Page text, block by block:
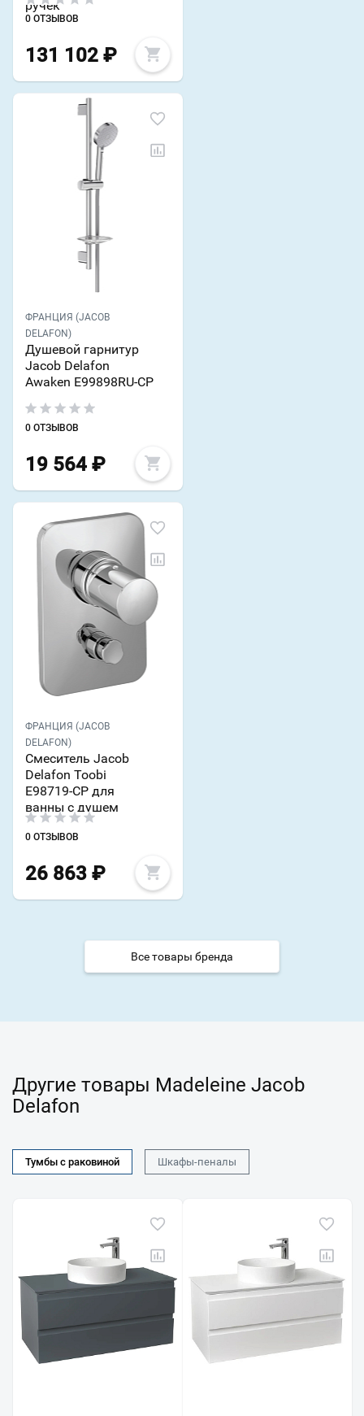
ручек
0 ОТЗЫВОВ
131 102 ₽
ФРАНЦИЯ (JACOB
DELAFON)
Душевой гарнитур
Jacob Delafon
Awaken E99898RU-CP
0 ОТЗЫВОВ
19 564 ₽
ФРАНЦИЯ (JACOB
DELAFON)
Смеситель Jacob
Delafon Toobi
E98719-CP для
ванны с душем
0 ОТЗЫВОВ
26 863 ₽
Все товары бренда
Другие товары Madeleine Jacob
Delafon
Тумбы с раковиной Шкафы-пеналы